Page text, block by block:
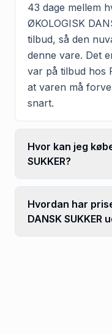
43 dage mellem
ØKOLOGISK
tilbud, så den
denne vare. Det
var på tilbud hos
at varen må
snart.
Hvor kan jeg
SUKKER?
Hvordan har
DANSK SUKKER